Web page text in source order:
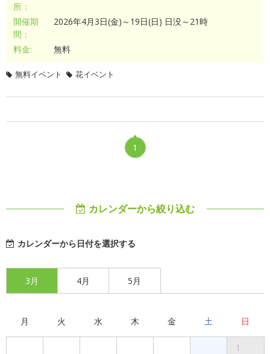
所：
開催期
間：
2026年4月3日(金)～19日(日) 日没～21時
料金: 無料
無料イベント 花イベント
1
カレンダーから絞り込む
カレンダーから日付を選択する
3月 4月 5月
月 火 水 木 金 土 日
1